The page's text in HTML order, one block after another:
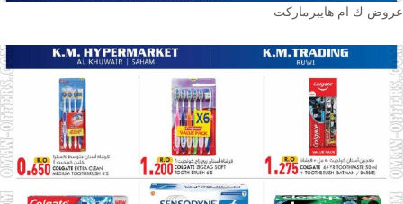
عروض ك ام هايبرماركت